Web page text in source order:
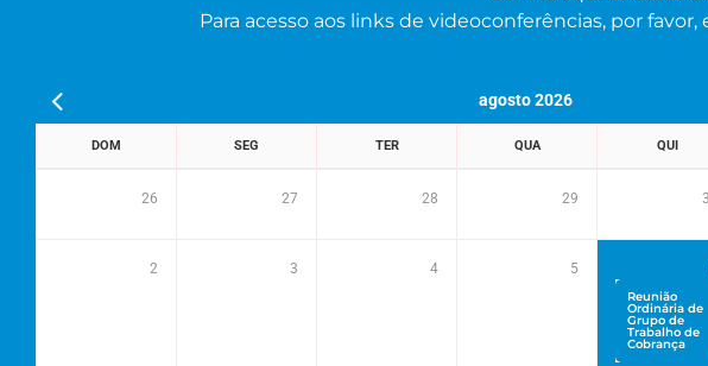
Para acesso aos links de videoconferências, por
agosto 2026
DOM SEG TER QUA QUI
26 27 28 29
2 3 4 5
Reunião
Ordinária de
Grupo de
Trabalho de
Cobrança